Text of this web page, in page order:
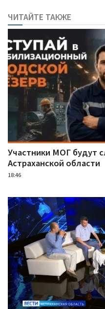
ЧИТАЙТЕ ТАКЖЕ
Участники МОГ будут
Астраханской области
18:46